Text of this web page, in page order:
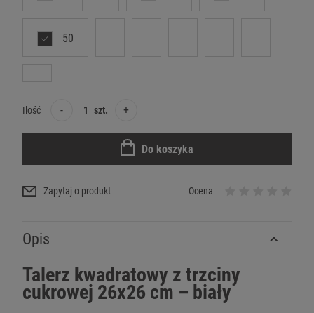
50
Ilość - szt. +
Do koszyka
Zapytaj o produkt Ocena
Opis
Talerz kwadratowy z trzciny
cukrowej 26x26 cm – biały